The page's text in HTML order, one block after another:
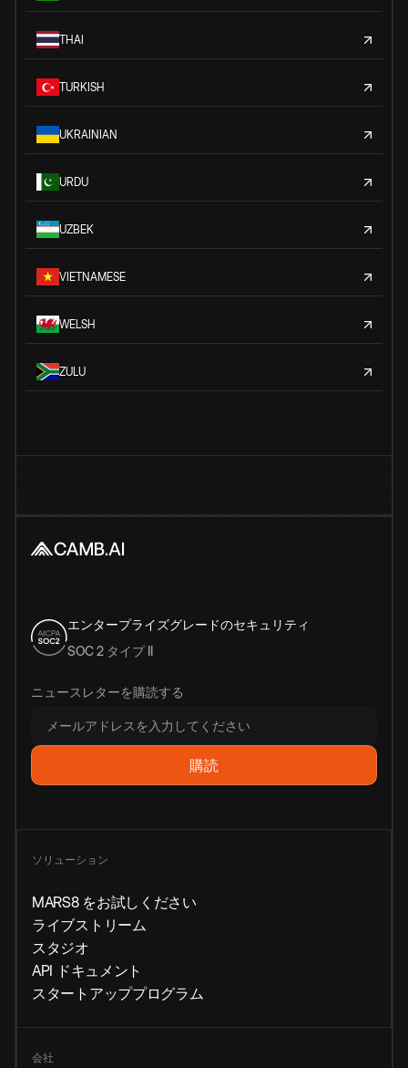
THAI
TURKISH
UKRAINIAN
URDU
UZBEK
VIETNAMESE
WELSH
ZULU
エンタープライズグレードのセキュリティ
SOC 2 タイプ II
ニュースレターを購読する
ソリューション
MARS8 をお試しください
ライブストリーム
スタジオ
API ドキュメント
スタートアッププログラム
会社